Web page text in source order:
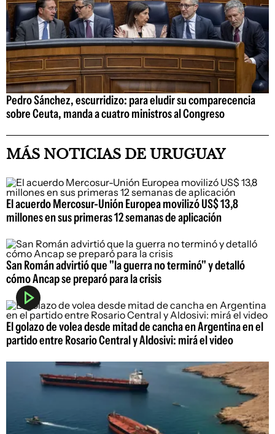
Pedro Sánchez, escurridizo: para eludir su comparecencia
sobre Ceuta, manda a cuatro ministros al Congreso
MÁS NOTICIAS DE URUGUAY
El acuerdo Mercosur-Unión Europea movilizó US$ 13,8
millones en sus primeras 12 semanas de aplicación
San Román advirtió que "la guerra no terminó" y detalló
cómo Ancap se preparó para la crisis
El golazo de volea desde mitad de cancha en Argentina en el
partido entre Rosario Central y Aldosivi: mirá el video